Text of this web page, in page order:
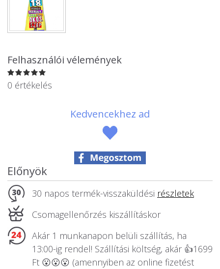
Felhasználói vélemények
0 értékelés
Kedvencekhez ad
Előnyök
30 napos termék-visszaküldési részletek
Csomagellenőrzés kiszállításkor
Akár 1 munkanapon belüli szállítás, ha
13:00-ig rendel! Szállítási költség, akár 👍1699
Ft 😮😮😮 (amennyiben az online fizetést